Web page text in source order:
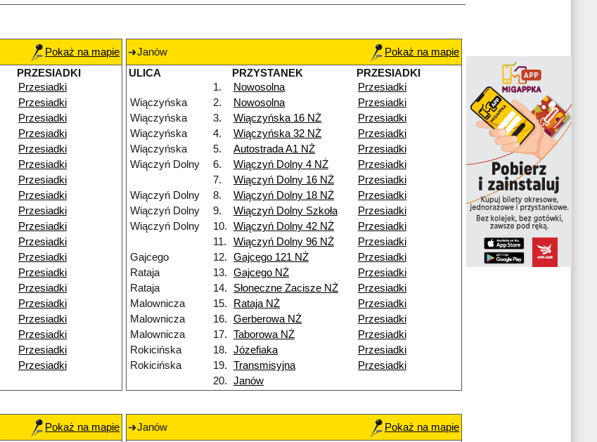
Pokaż na mapie
PRZESIADKI
Przesiadki
Przesiadki
Przesiadki
Przesiadki
Przesiadki
Przesiadki
Przesiadki
Przesiadki
Przesiadki
Przesiadki
Przesiadki
Przesiadki
Przesiadki
Przesiadki
Przesiadki
Przesiadki
Przesiadki
Przesiadki
Przesiadki
Janów
Pokaż na mapie
ULICA
PRZYSTANEK
PRZESIADKI
1.
Nowosolna
Przesiadki
Wiączyńska
2. Nowosolna
Przesiadki
Wiączyńska
3. Wiączyńska 16 NŻ
Przesiadki
Wiączyńska
4. Wiączyńska 32 NŻ
Przesiadki
Wiączyńska
5. Autostrada A1 NŻ
Przesiadki
Wiączyń Dolny
6. Wiączyń Dolny 4 NŻ
Przesiadki
7.
Wiączyń Dolny 16 NŻ
Przesiadki
Wiączyń Dolny
8. Wiączyń Dolny 18 NŻ
Przesiadki
Wiączyń Dolny
9. Wiączyń Dolny Szkoła
Przesiadki
Wiączyń Dolny
10. Wiączyń Dolny 42 NŻ
Przesiadki
11.
Wiączyń Dolny 96 NŻ
Przesiadki
Gajcego
12. Gajcego 121 NŻ
Przesiadki
Rataja
13. Gajcego NŻ
Przesiadki
Rataja
14. Słoneczne Zacisze NŻ
Przesiadki
Malownicza
15. Rataja NŻ
Przesiadki
Malownicza
16. Gerberowa NŻ
Przesiadki
Malownicza
17. Taborowa NŻ
Przesiadki
Rokicińska
18. Józefiaka
Przesiadki
Rokicińska
19. Transmisyjna
Przesiadki
20.
Janów
Pokaż na mapie
Janów
Pokaż na mapie